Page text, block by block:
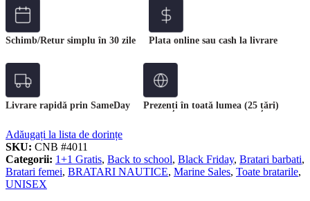
Schimb/Retur simplu în 30 zile Plata online sau cash la livrare
Livrare rapidă prin SameDay Prezenți în toată lumea (25 țări)
Adăugați la lista de dorințe
SKU: CNB #4011
Categorii: 1+1 Gratis, Back to school, Black Friday, Bratari barbati,
Bratari femei, BRATARI NAUTICE, Marine Sales, Toate bratarile,
UNISEX